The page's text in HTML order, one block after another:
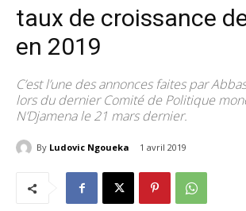
taux de croissance
en 2019
C’est l’une des annonces faites par
lors du dernier Comité de Politique
N’Djamena le 21 mars dernier.
By Ludovic Ngoueka 1 avril 2019